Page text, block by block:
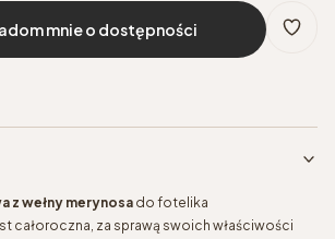
mnie o dostępności
z wełny merynosa do fotelika
całoroczna, za sprawą swoich właściwości